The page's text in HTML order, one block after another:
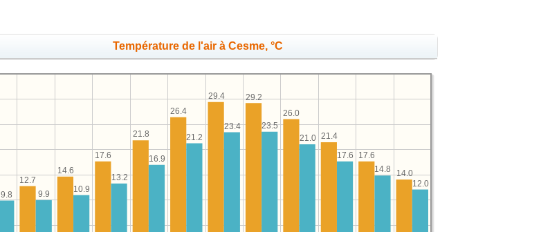
Température de l'air à Cesme, °C
14.0
17.6
21.4
26.0
29.2
29.4
26.4
21.8
17.6
14.6
12.7
12.0
14.8
17.6
21.0
23.5
23.4
21.2
16.9
13.2
10.9
9.9
9.8